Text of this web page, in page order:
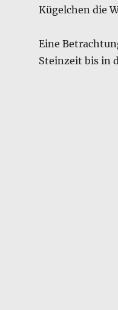
Kügelchen die
Eine
Steinzeit bis in